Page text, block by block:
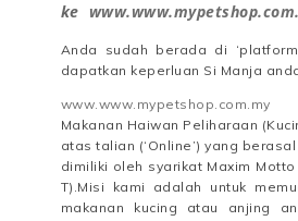
ke
Anda sudah berada di
dapatkan keperluan Si Manja
www.www.mypetshop.com.my
Makanan Haiwan Peliharaan
atas talian (‘Online’) yang
dimiliki oleh syarikat Maxim Motto
T).Misi kami adalah untuk
makanan kucing atau anjing